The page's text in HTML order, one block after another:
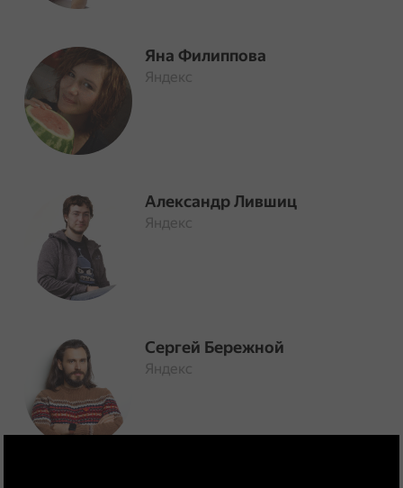
Яна Филиппова
Яндекс
Александр Лившиц
Яндекс
Сергей Бережной
Яндекс